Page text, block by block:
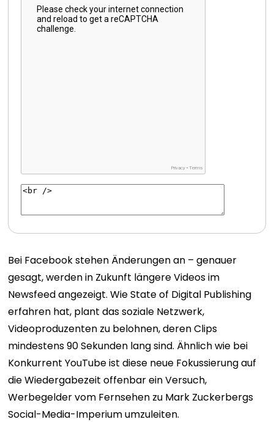
Bei Facebook stehen Änderungen an – genauer
gesagt, werden in Zukunft längere Videos im
Newsfeed angezeigt. Wie State of Digital Publishing
erfahren hat, plant das soziale Netzwerk,
Videoproduzenten zu belohnen, deren Clips
mindestens 90 Sekunden lang sind. Ähnlich wie bei
Konkurrent YouTube ist diese neue Fokussierung auf
die Wiedergabezeit offenbar ein Versuch,
Werbegelder vom Fernsehen zu Mark Zuckerbergs
Social-Media-Imperium umzuleiten.